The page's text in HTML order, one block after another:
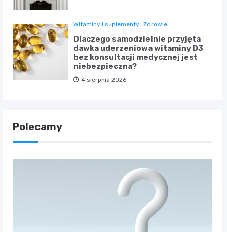
Witaminy i suplementy Zdrowie
Dlaczego samodzielnie przyjęta
dawka uderzeniowa witaminy D3
bez konsultacji medycznej jest
niebezpieczna?
4 sierpnia 2026
Polecamy